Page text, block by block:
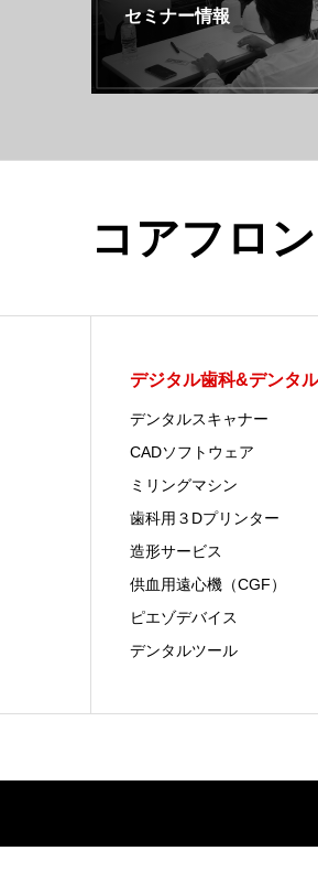
セミナー情報
コアフロ
デジタル歯科&デンタル
デンタルスキャナー
CADソフトウェア
ミリングマシン
歯科用３Dプリンター
造形サービス
供血用遠心機（CGF）
ピエゾデバイス
デンタルツール